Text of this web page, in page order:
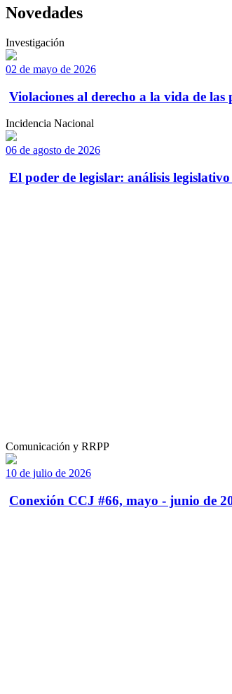
Novedades
Investigación
02 de mayo de 2026
Violaciones al derecho a la vida de las
Incidencia Nacional
06 de agosto de 2026
El poder de legislar: análisis
Comunicación y RRPP
10 de julio de 2026
Conexión CCJ #66, mayo - junio de